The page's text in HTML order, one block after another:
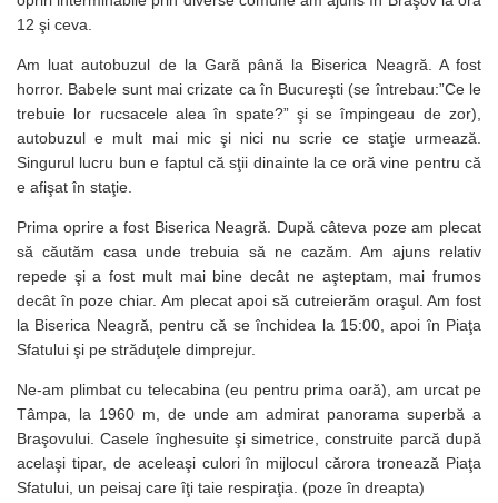
12 şi ceva.
Am luat autobuzul de la Gară până la Biserica Neagră. A fost
horror. Babele sunt mai crizate ca în Bucureşti (se întrebau:”Ce le
trebuie lor rucsacele alea în spate?” şi se împingeau de zor),
autobuzul e mult mai mic şi nici nu scrie ce staţie urmează.
Singurul lucru bun e faptul că sţii dinainte la ce oră vine pentru că
e afişat în staţie.
Prima oprire a fost Biserica Neagră. După câteva poze am plecat
să căutăm casa unde trebuia să ne cazăm. Am ajuns relativ
repede şi a fost mult mai bine decât ne aşteptam, mai frumos
decât în poze chiar. Am plecat apoi să cutreierăm oraşul. Am fost
la Biserica Neagră, pentru că se închidea la 15:00, apoi în Piaţa
Sfatului şi pe străduţele dimprejur.
Ne-am plimbat cu telecabina (eu pentru prima oară), am urcat pe
Tâmpa, la 1960 m, de unde am admirat panorama superbă a
Braşovului. Casele înghesuite şi simetrice, construite parcă după
acelaşi tipar, de aceleaşi culori în mijlocul cărora tronează Piaţa
Sfatului, un peisaj care îţi taie respiraţia. (poze în dreapta)